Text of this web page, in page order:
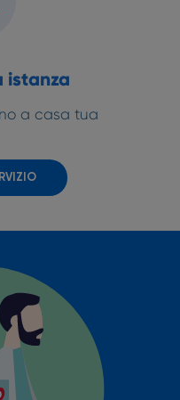
istanza
a casa tua